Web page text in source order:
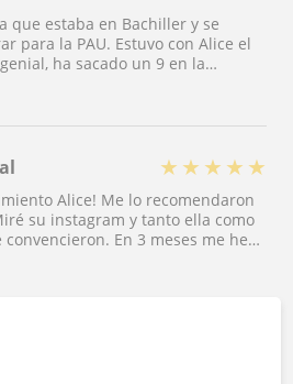
que estaba en Bachiller y se
para la PAU. Estuvo con Alice el
ha sacado un 9 en la
ambas muy contentas. Ha
con el inglés, tanto que ahora
★ ★ ★ ★ ★
Alice! Me lo recomendaron
su instagram y tanto ella como
convencieron. En 3 meses me he
aptis. Pensé que nunca me lo iba